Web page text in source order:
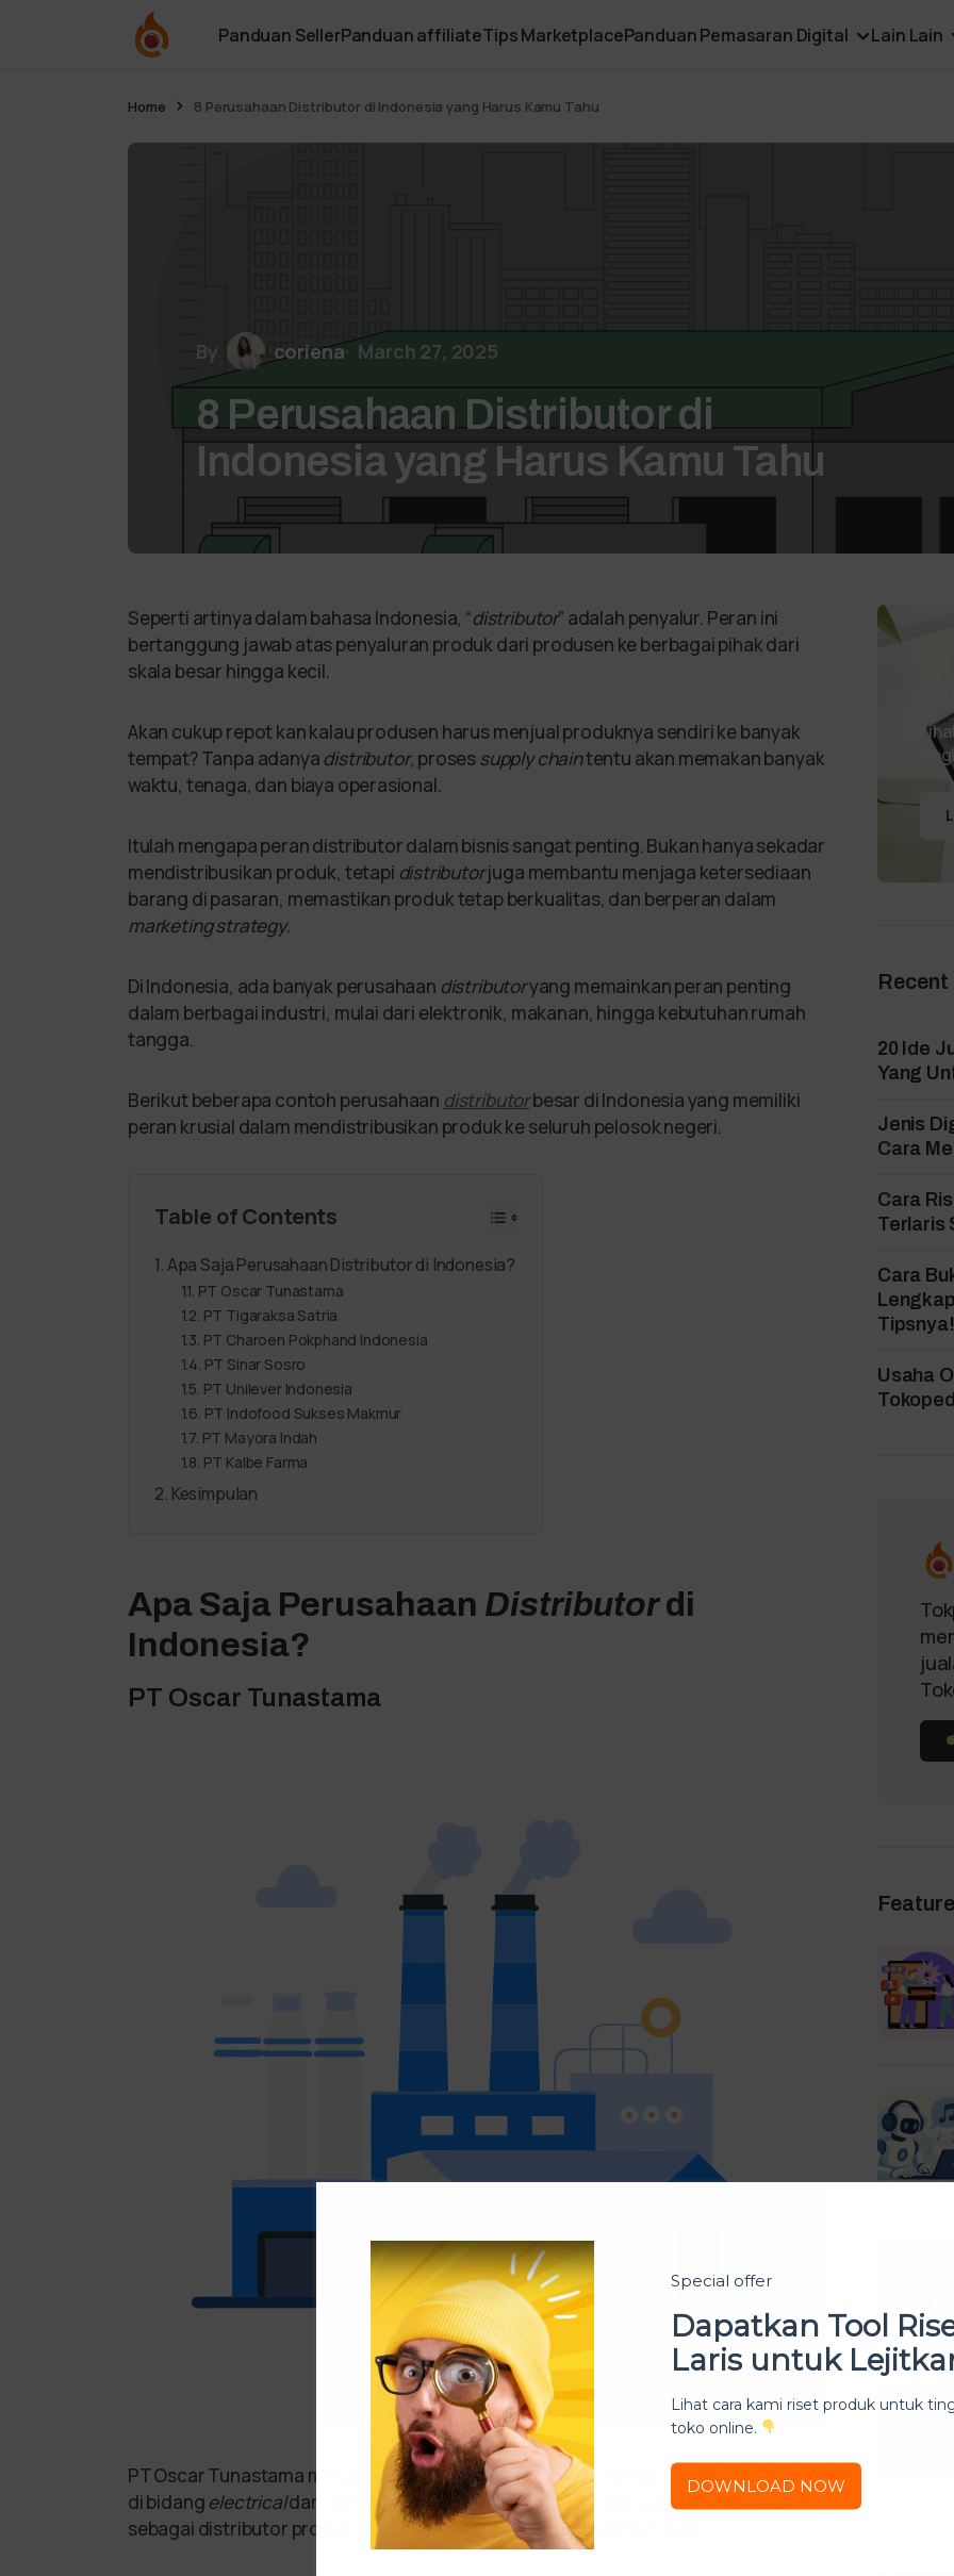
Panduan SellerPanduan affiliateTips MarketplacePanduan Pemasaran Digital Lain Lain
Home 8 Perusahaan Distributor di Indonesia yang Harus Kamu Tahu
By coriena March 27, 2025
8 Perusahaan Distributor di
Indonesia yang Harus Kamu Tahu
Seperti artinya dalam bahasa Indonesia, “distributor” adalah penyalur. Peran ini
bertanggung jawab atas penyaluran produk dari produsen ke berbagai pihak dari
skala besar hingga kecil.
Akan cukup repot kan kalau produsen harus menjual produknya sendiri ke banyak
tempat? Tanpa adanya distributor, prosessupply chaintentu akan memakan banyak
waktu, tenaga, dan biaya operasional.
Itulah mengapa peran distributor dalam bisnis sangat penting. Bukan hanya sekadar
mendistribusikan produk, tetapi distributorjuga membantu menjaga ketersediaan
barang di pasaran, memastikan produk tetap berkualitas, dan berperan dalam
marketing strategy.
Di Indonesia, ada banyak perusahaan distributoryang memainkan peran penting
dalam berbagai industri, mulai dari elektronik, makanan, hingga kebutuhan rumah
tangga.
Berikut beberapa contoh perusahaan distributorbesar di Indonesia yang memiliki
peran krusial dalam mendistribusikan produk ke seluruh pelosok negeri.
Table of Contents
Apa Saja Perusahaan Distributor di Indonesia?
PT Oscar Tunastama
PT Tigaraksa Satria
PT Charoen Pokphand Indonesia
PT Sinar Sosro
PT Unilever Indonesia
PT Indofood Sukses Makmur
PT Mayora Indah
PT Kalbe Farma
Kesimpulan
Apa Saja Perusahaan Distributordi
Indonesia?
PT Oscar Tunastama
PT Oscar Tunastama merupakan salah satu perusahaan distributor
yang bergerak
di bidang electricaldan lighting . Berdiri sejak tahun 2004, perusahaan ini dikenal
sebagai distributor produk listrik dan pencahayaan berkualitas tinggi.
20 Ide
Yang
Jenis
Cara
Cara
Terlaris
Cara
Tipsnya!
Usaha
Special offer
Dapatkan Tool
Laris untuk
Lihat cara kami riset produk untuk
toko online.
DOWNLOAD NOW